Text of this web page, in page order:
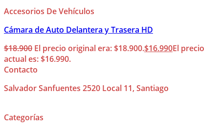
Accesorios De Vehículos
Cámara de Auto Delantera y Trasera HD
$18.900 El precio original era: $18.900.$16.990El precio
actual es: $16.990.
Contacto
Salvador Sanfuentes 2520 Local 11, Santiago
Categorías